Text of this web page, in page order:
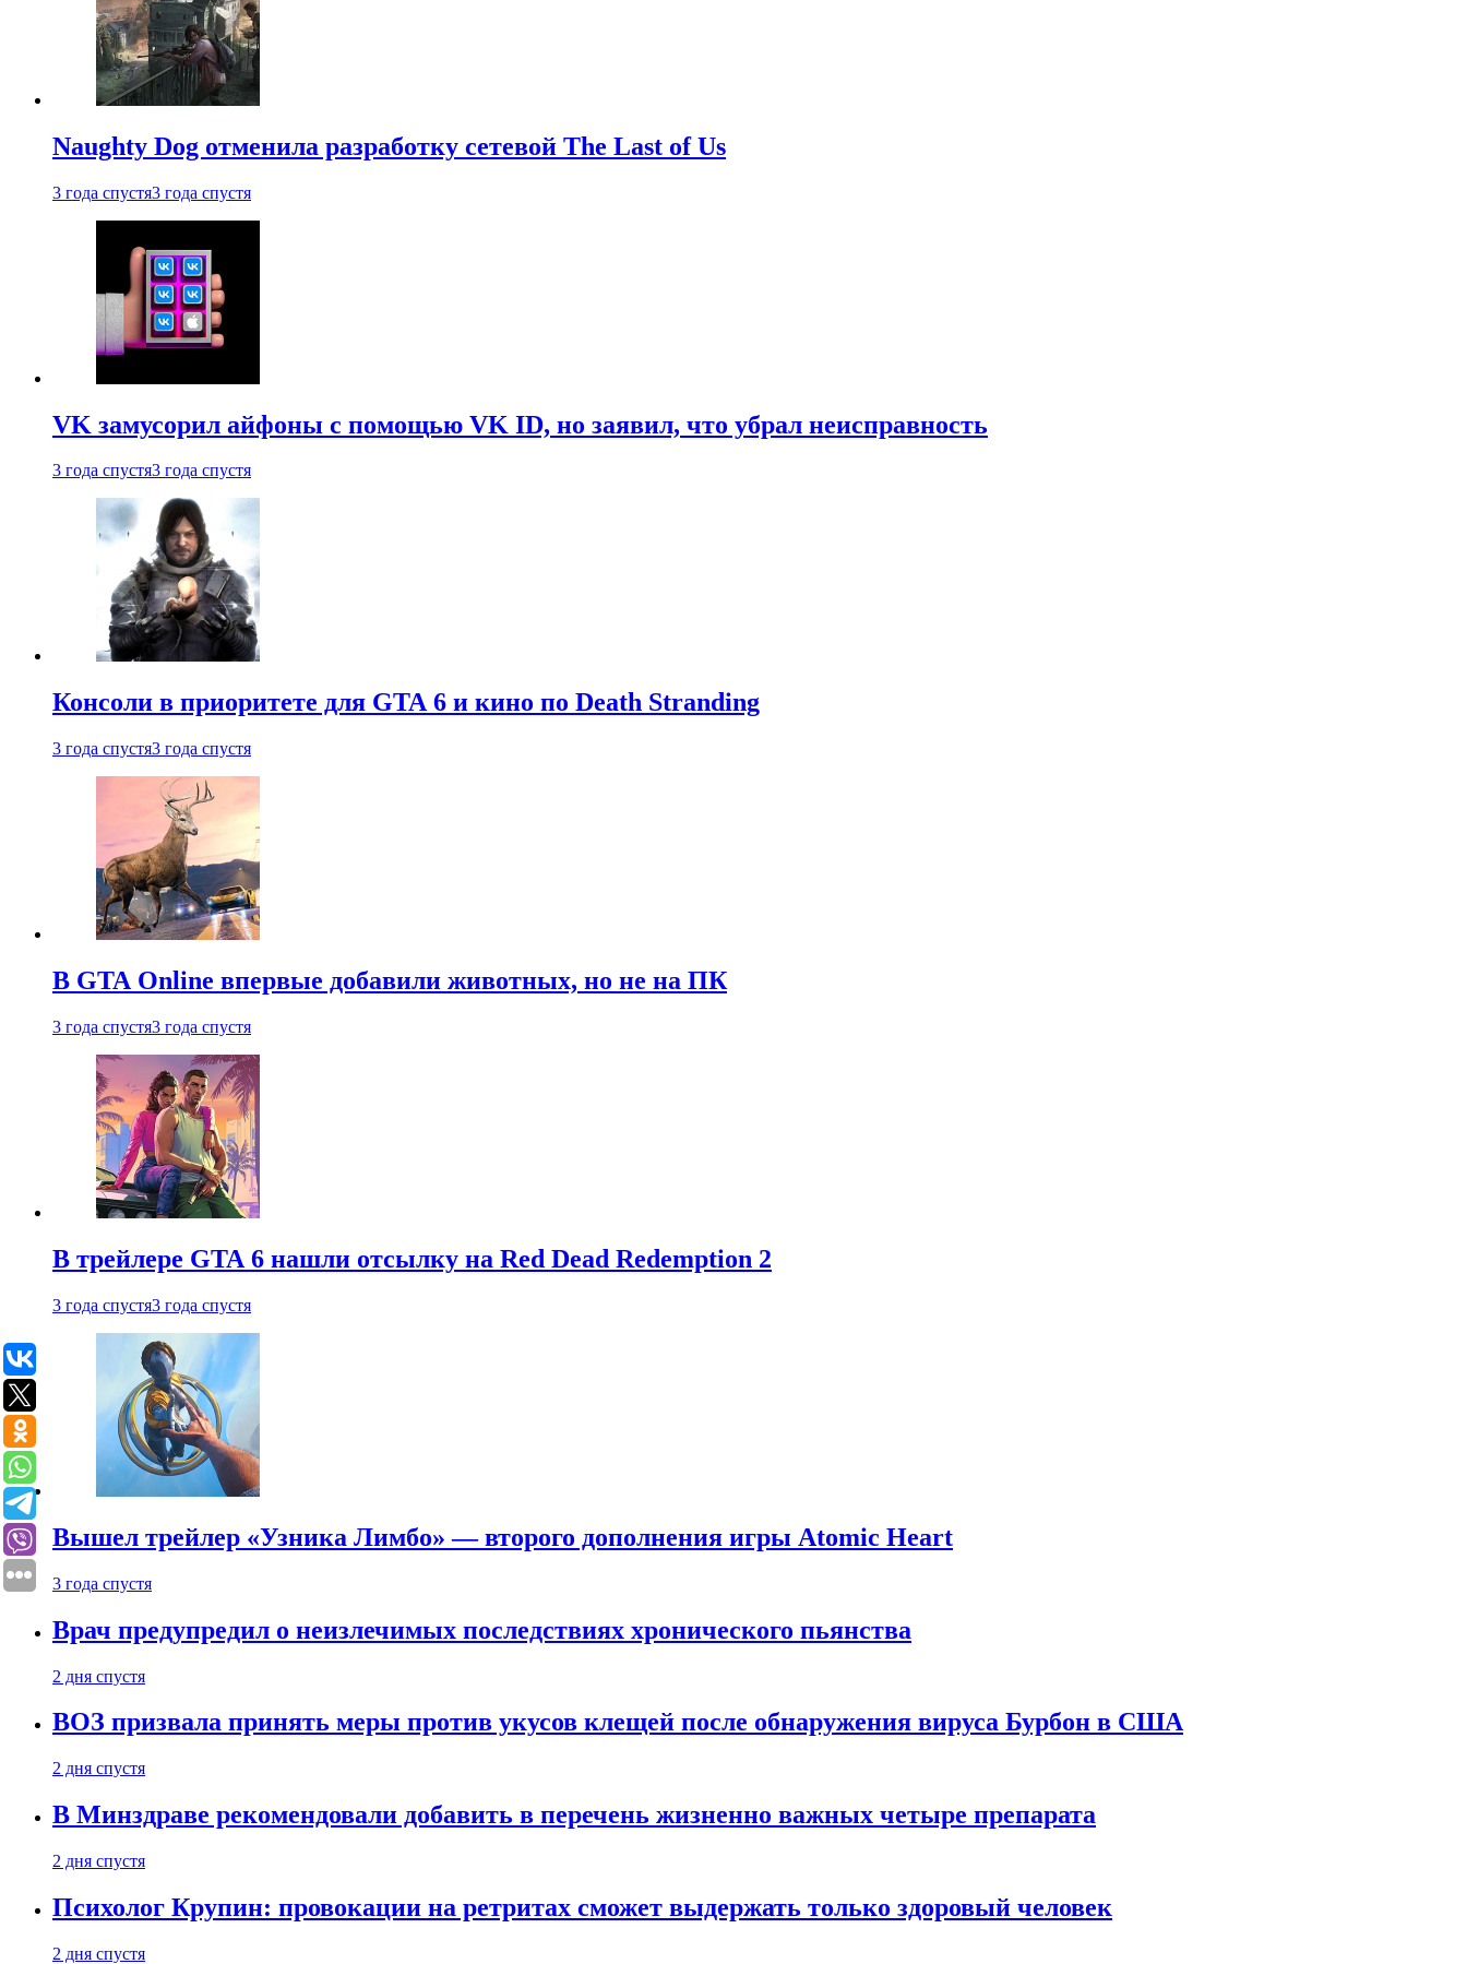
Naughty Dog отменила разработку сетевой The Last of Us
3 года спустя3 года спустя
VK замусорил айфоны с помощью VK ID, но заявил, что убрал неисправность
3 года спустя3 года спустя
Консоли в приоритете для GTA 6 и кино по Death Stranding
3 года спустя3 года спустя
В GTA Online впервые добавили животных, но не на ПК
3 года спустя3 года спустя
В трейлере GTA 6 нашли отсылку на Red Dead Redemption 2
3 года спустя3 года спустя
Вышел трейлер «Узника Лимбо» — второго дополнения игры Atomic Heart
3 года спустя
Врач предупредил о неизлечимых последствиях хронического пьянства
2 дня спустя
ВОЗ призвала принять меры против укусов клещей после обнаружения вируса Бурбон в США
2 дня спустя
В Минздраве рекомендовали добавить в перечень жизненно важных четыре препарата
2 дня спустя
Психолог Крупин: провокации на ретритах сможет выдержать только здоровый человек
2 дня спустя